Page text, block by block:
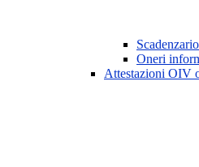
Oneri
Attestazioni OIV